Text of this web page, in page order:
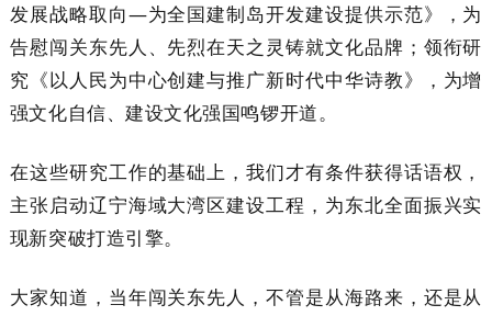
发展战略取向—为全国建制岛开发建设提供示范》，为
告慰闯关东先人、先烈在天之灵铸就文化品牌；领衔研
究《以人民为中心创建与推广新时代中华诗教》，为增
强文化自信、建设文化强国鸣锣开道。
在这些研究工作的基础上，我们才有条件获得话语权，
主张启动辽宁海域大湾区建设工程，为东北全面振兴实
现新突破打造引擎。
大家知道，当年闯关东先人，不管是从海路来，还是从